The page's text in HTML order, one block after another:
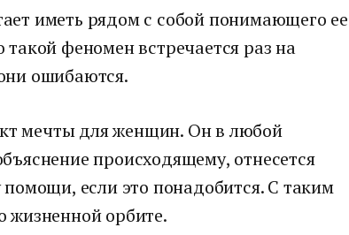
иметь рядом с собой понимающего ее
феномен встречается раз на
ошибаются.
мечты для женщин. Он в любой
происходящему, отнесется
помощи, если это понадобится. С таким
жизненной орбите.